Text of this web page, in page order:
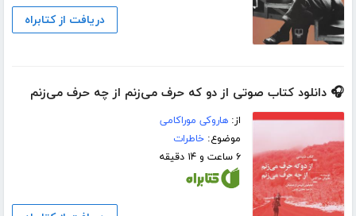
دریافت از کتابراه
🎧 دانلود کتاب صوتی از دو که حرف می‌زنم از چه حرف می‌زنم
از:هاروکی موراکامی
موضوع:خاطرات
۶ ساعت و ۱۴ دقیقه